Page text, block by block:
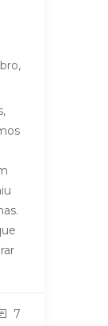
7